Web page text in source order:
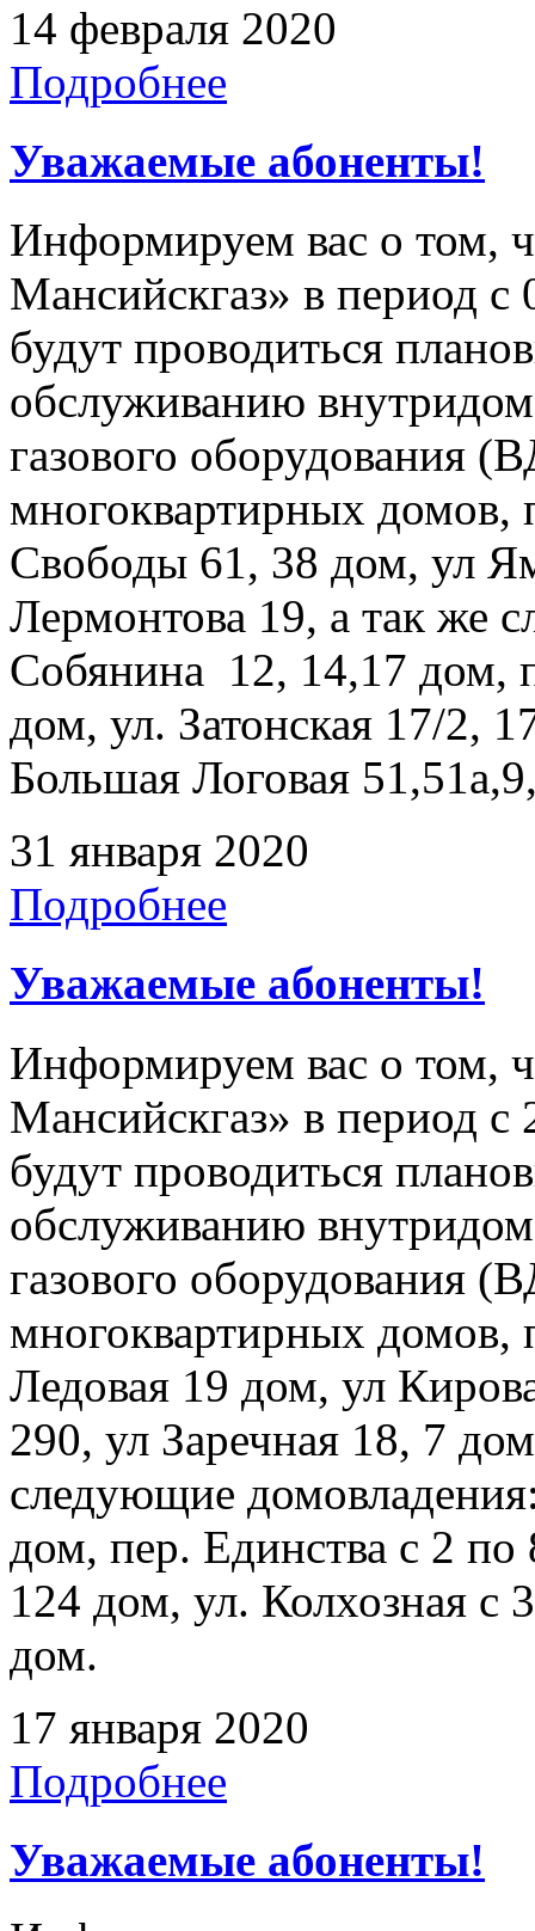
14 февраля 2020
Подробнее
Уважаемые абоненты!
Информируем вас о том,
Мансийскгаз» в период с
будут проводиться
обслуживанию
газового
многоквартирных
Свободы 61, 38 дом, ул
Лермонтова 19, а так же
Собянина 12, 14,17 дом,
дом, ул. Затонская 17/2,
Большая Логовая
31 января 2020
Подробнее
Уважаемые абоненты!
Информируем вас о том,
Мансийскгаз» в период с
будут проводиться
обслуживанию
газового
многоквартирных
Ледовая 19 дом, ул
290, ул Заречная 18, 7
следующие
дом, пер. Единства с 2
124 дом, ул. Колхозная с
дом.
17 января 2020
Подробнее
Уважаемые абоненты!